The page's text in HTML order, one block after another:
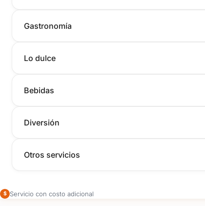
Gastronomía
Lo dulce
Bebidas
Diversión
Otros servicios
$ Servicio con costo adicional